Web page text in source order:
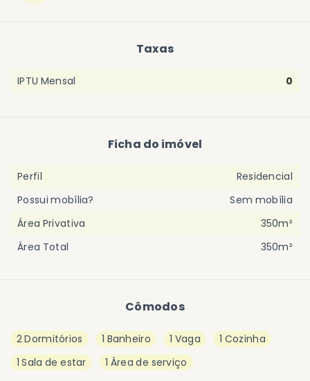
Cômodos
2 Dormitórios 1 Banheiro 1 Vaga
1 Cozinha
1 Sala de estar
1 Área de serviço
Taxas
IPTU Mensal 0
Ficha do imóvel
Perfil
Residencial
Possui mobília?
Sem mobília
Área Privativa
350m²
Área Total
350m²